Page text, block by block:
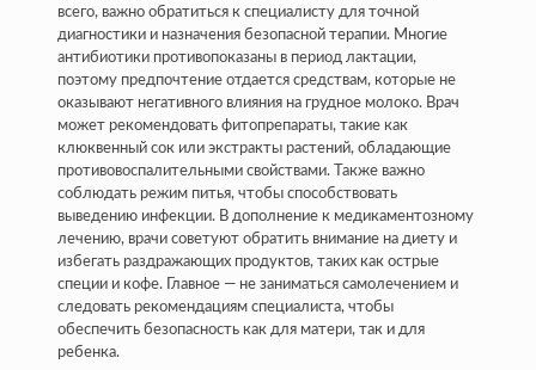
всего, важно обратиться к специалисту для точной
диагностики и назначения безопасной терапии. Многие
антибиотики противопоказаны в период лактации,
поэтому предпочтение отдается средствам, которые не
оказывают негативного влияния на грудное молоко. Врач
может рекомендовать фитопрепараты, такие как
клюквенный сок или экстракты растений, обладающие
противовоспалительными свойствами. Также важно
соблюдать режим питья, чтобы способствовать
выведению инфекции. В дополнение к медикаментозному
лечению, врачи советуют обратить внимание на диету и
избегать раздражающих продуктов, таких как острые
специи и кофе. Главное — не заниматься самолечением и
следовать рекомендациям специалиста, чтобы
обеспечить безопасность как для матери, так и для
ребенка.